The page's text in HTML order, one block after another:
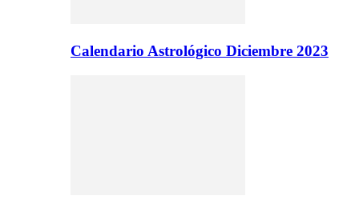
Calendario Astrológico Diciembre 2023